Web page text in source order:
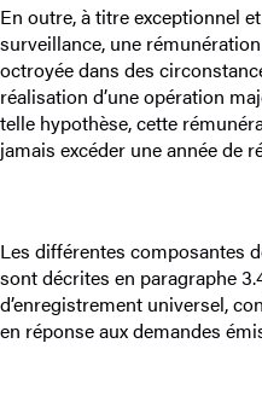
En outre, à titre exceptionnel
surveillance, une
octroyée dans des
réalisation d’une opération
telle hypothèse, cette
jamais excéder une année de
Les différentes composantes
sont décrites en paragraphe
d’enregistrement universel,
en réponse aux demandes